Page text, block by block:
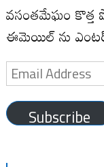
వసంతమేఘం కొత్త
ఈమెయిల్ ను
Email
Address
Subscribe